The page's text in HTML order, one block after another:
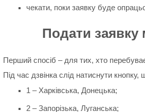
чекати, поки заявку буде
Подати
Перший спосіб – для тих, хто
Під час дзвінка слід натиснути
1 – Харківська, Донецька;
2 – Запорізька, Луганська;